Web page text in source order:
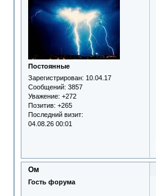
Постоянные
Зарегистрирован: 10.04.17
Сообщений: 3857
Уважение: +272
Позитив: +265
Последний визит:
04.08.26 00:01
Ом
Гость форума